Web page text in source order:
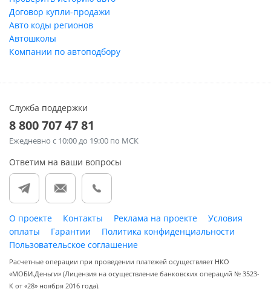
Договор купли-продажи
Авто коды регионов
Автошколы
Компании по автоподбору
Служба поддержки
8 800 707 47 81
Ежедневно с 10:00 до 19:00 по МСК
Ответим на ваши вопросы
О проекте Контакты Реклама на проекте
Условия
оплаты
Гарантии
Политика конфиденциальности
Пользовательское соглашение
Расчетные операции при проведении платежей осуществляет НКО
«МОБИ.Деньги» (Лицензия на осуществление банковских операций № 3523-
К от «28» ноября 2016 года).